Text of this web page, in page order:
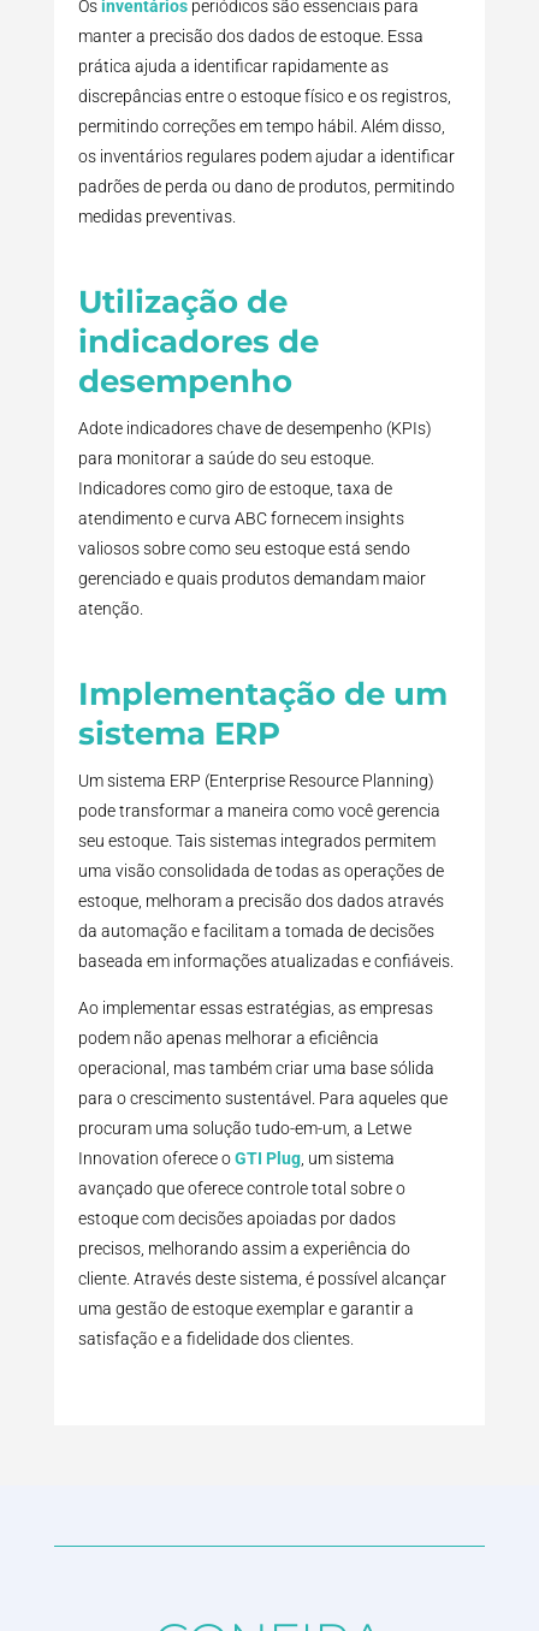
Osinventáriosperiódicos são essenciais para
manter a precisão dos dados de estoque. Essa
prática ajuda a identificar rapidamente as
discrepâncias entre o estoque físico e os registros,
permitindo correções em tempo hábil. Além disso,
os inventários regulares podem ajudar a identificar
padrões de perda ou dano de produtos, permitindo
medidas preventivas.
Utilização de
indicadores de
desempenho
Adote indicadores chave de desempenho (KPIs)
para monitorar a saúde do seu estoque.
Indicadores como giro de estoque, taxa de
atendimento e curva ABC fornecem insights
valiosos sobre como seu estoque está sendo
gerenciado e quais produtos demandam maior
atenção.
Implementação de um
sistema ERP
Um sistema ERP (Enterprise Resource Planning)
pode transformar a maneira como você gerencia
seu estoque. Tais sistemas integrados permitem
uma visão consolidada de todas as operações de
estoque, melhoram a precisão dos dados através
da automação e facilitam a tomada de decisões
baseada em informações atualizadas e confiáveis.
Ao implementar essas estratégias, as empresas
podem não apenas melhorar a eficiência
operacional, mas também criar uma base sólida
para o crescimento sustentável. Para aqueles que
procuram uma solução tudo-em-um, a Letwe
Innovation oferece oGTI Plug, um sistema
avançado que oferece controle total sobre o
estoque com decisões apoiadas por dados
precisos, melhorando assim a experiência do
cliente. Através deste sistema, é possível alcançar
uma gestão de estoque exemplar e garantir a
satisfação e a fidelidade dos clientes.